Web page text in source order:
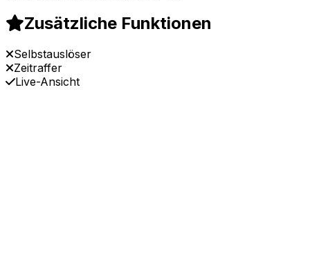
Zusätzliche Funktionen
Selbstauslöser
Zeitraffer
Live-Ansicht